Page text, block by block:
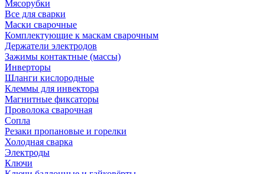
Мясорубки
Все для сварки
Маски сварочные
Комплектующие к маскам сварочным
Держатели электродов
Зажимы контактные (массы)
Инверторы
Шланги кислородные
Клеммы для инвектора
Магнитные фиксаторы
Проволока сварочная
Сопла
Резаки пропановые и горелки
Холодная сварка
Электроды
Ключи